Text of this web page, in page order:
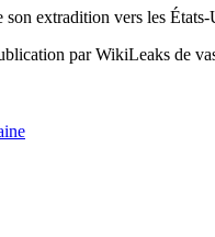
son extradition vers les États-
par WikiLeaks de